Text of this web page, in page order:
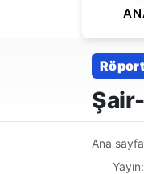
Ana sayfa